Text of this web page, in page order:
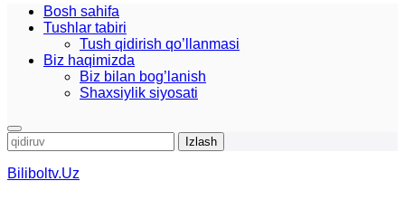
Bosh sahifa
Tushlar tabiri
Tush qidirish qo’llanmasi
Biz haqimizda
Biz bilan bog’lanish
Shaxsiylik siyosati
Qidirshish:
Biliboltv.Uz